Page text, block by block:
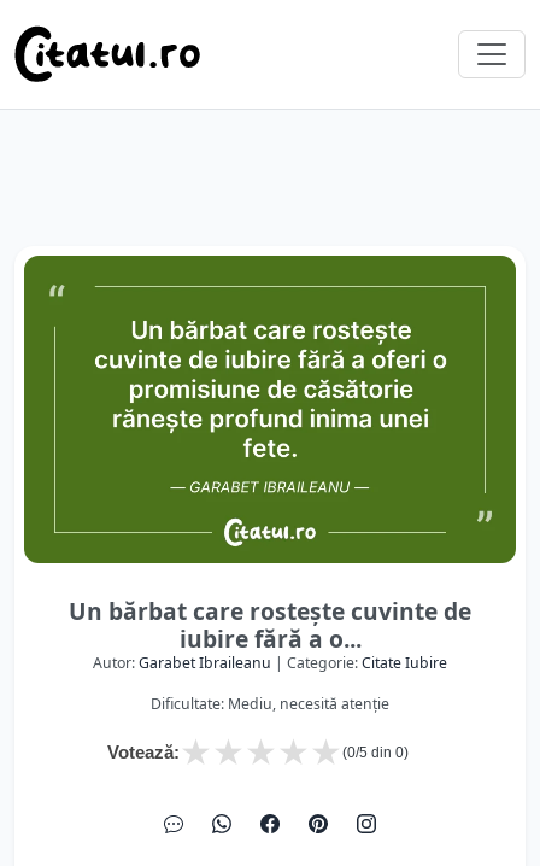
Un bărbat care rostește cuvinte de
iubire fără a o...
Autor:Garabet Ibraileanu | Categorie:Citate Iubire
Dificultate: Mediu, necesită atenție
Votează: ★
★
★
★
★ (0/5 din 0)